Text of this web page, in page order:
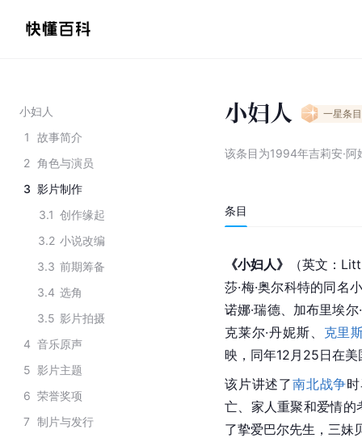
小妇人
1
故事简介
2 角色与演员
3 影片制作
3.1 创作缘起
3.2 小说改编
3.3 前期筹备
3.4 选角
3.5 影片拍摄
4 音乐原声
5 影片主题
6 荣誉奖项
7 制片与发行
小妇人 一星条目
该条目为1994年吉莉安·
条目
《小妇人》
（英文：
莎·梅·奥尔科特的同名
诺娜·瑞德、加布里埃
克莱尔·丹妮斯、 克里
映，同年12月25日在美
该片讲述了南北战争
亡、家人重聚和爱情的
了挚爱巴尔先生，三妹